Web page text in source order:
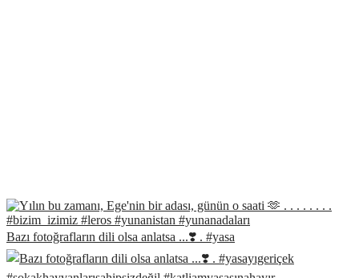
Bazı fotoğrafların dili olsa anlatsa ...❣️ . #yasa